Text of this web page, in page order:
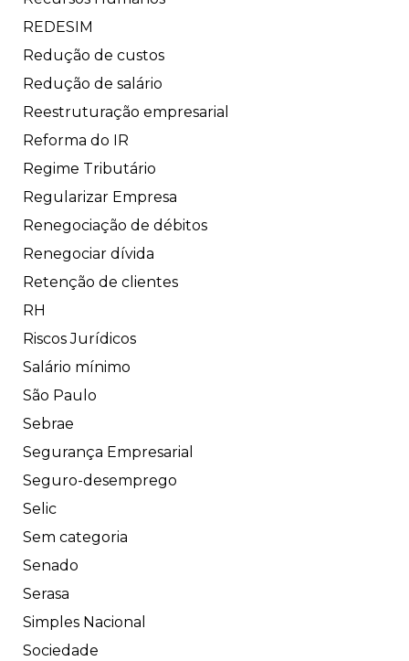
REDESIM
Redução de custos
Redução de salário
Reestruturação empresarial
Reforma do IR
Regime Tributário
Regularizar Empresa
Renegociação de débitos
Renegociar dívida
Retenção de clientes
RH
Riscos Jurídicos
Salário mínimo
São Paulo
Sebrae
Segurança Empresarial
Seguro-desemprego
Selic
Sem categoria
Senado
Serasa
Simples Nacional
Sociedade